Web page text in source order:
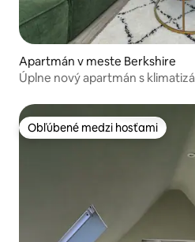
Apartmán v meste Berkshire
Úplne nový apartmán s
Obľúbené medzi hosťami
Obľúbené medzi hosťami